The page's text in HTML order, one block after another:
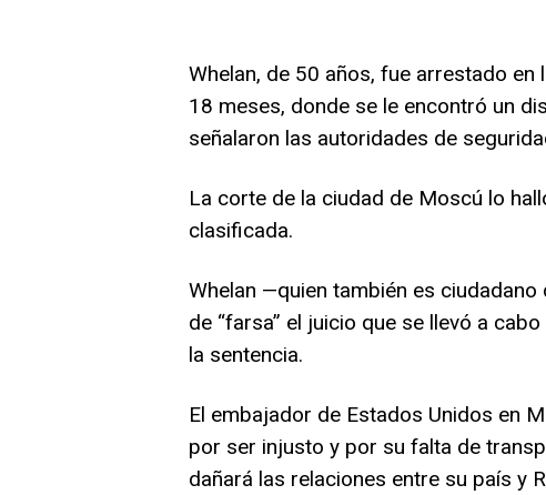
Whelan, de 50 años, fue arrestado
18 meses, donde se le encontró un
señalaron las autoridades de
La corte de la ciudad de Moscú lo
clasificada.
Whelan —quien también es
de “farsa” el juicio que se llevó a
la sentencia.
El embajador de Estados Unidos en
por ser injusto y por su falta de
dañará las relaciones entre su país y